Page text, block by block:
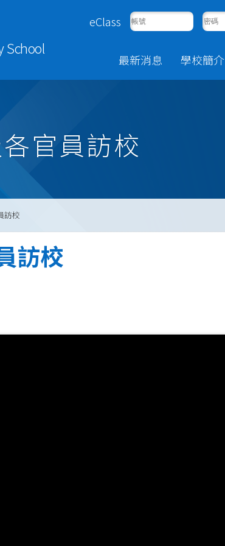
School
eClass
最新消息 學校簡介
官員訪校
訪校
訪校